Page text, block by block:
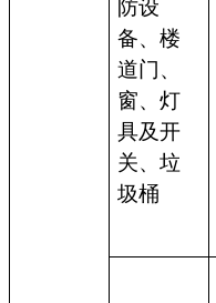
防设
备、楼
道门、
窗、灯
具及开
关、垃
圾桶